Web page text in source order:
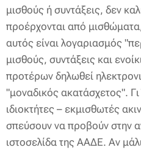
μισθούς ή συντάξεις, δεν
προέρχονται από
αυτός είναι λογαριασμός
μισθούς, συντάξεις και
προτέρων δηλωθεί
"μοναδικός ακατάσχετος".
ιδιοκτήτες – εκμισθωτές
σπεύσουν να προβούν στην
ιστοσελίδα της ΑΑΔΕ. Αν